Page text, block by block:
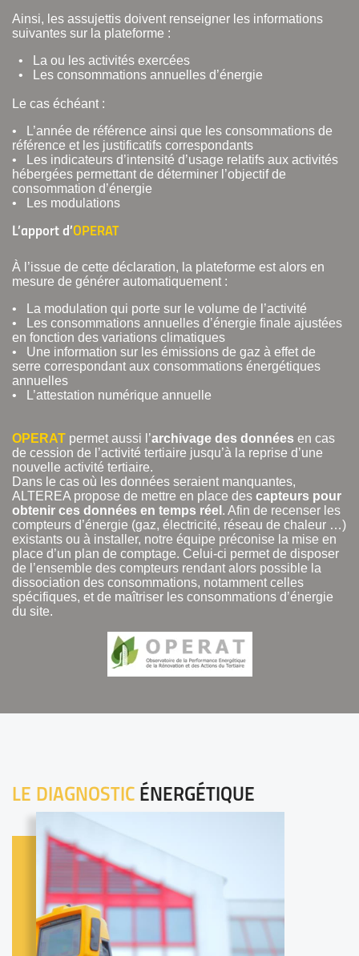
Ainsi, les assujettis doivent renseigner les informations
suivantes sur la plateforme :
• La ou les activités exercées
• Les consommations annuelles d’énergie
Le cas échéant :
• L’année de référence ainsi que les consommations de
référence et les justificatifs correspondants
• Les indicateurs d’intensité d’usage relatifs aux activités
hébergées permettant de déterminer l’objectif de
consommation d’énergie
• Les modulations
L’apport d’OPERAT
À l’issue de cette déclaration, la plateforme est alors en
mesure de générer automatiquement :
• La modulation qui porte sur le volume de l’activité
• Les consommations annuelles d’énergie finale ajustées
en fonction des variations climatiques
• Une information sur les émissions de gaz à effet de
serre correspondant aux consommations énergétiques
annuelles
• L’attestation numérique annuelle
OPERAT permet aussi l’archivage des données en cas
de cession de l’activité tertiaire jusqu’à la reprise d’une
nouvelle activité tertiaire.
Dans le cas où les données seraient manquantes,
ALTEREA propose de mettre en place des capteurs pour
obtenir ces données en temps réel . Afin de recenser les
compteurs d’énergie (gaz, électricité, réseau de chaleur …)
existants ou à installer, notre équipe préconise la mise en
place d’un plan de comptage. Celui-ci permet de disposer
de l’ensemble des compteurs rendant alors possible la
dissociation des consommations, notamment celles
spécifiques, et de maîtriser les consommations d’énergie
du site.
LE DIAGNOSTIC ÉNERGÉTIQUE